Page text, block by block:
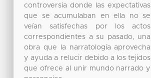
controversia donde las expectativas
que se acumulaban en ella no se
veían satisfechas por los actos
correspondientes a su pasado, una
obra que la narratología aprovecha
y ayuda a relucir debido a los tejidos
que ofrece al unir mundo narrado y